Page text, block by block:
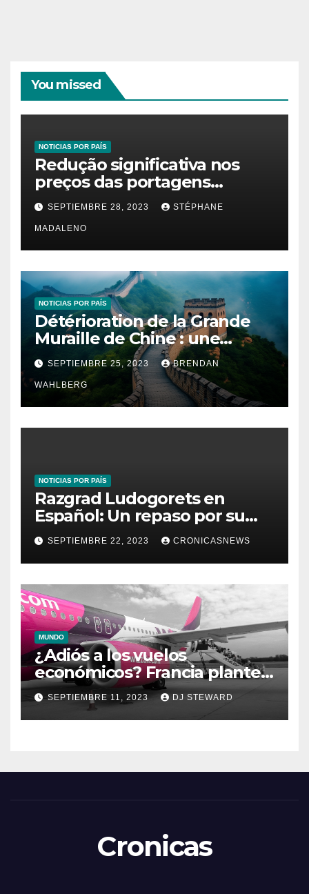
You missed
NOTICIAS POR PAÍS
Redução significativa nos
preços das portagens
impacta positivamente
famílias e empresas
SEPTIEMBRE 28, 2023 STÉPHANE
MADALENO
NOTICIAS POR PAÍS
Détérioration de la Grande
Muraille de Chine : une
enquête en cours
SEPTIEMBRE 25, 2023 BRENDAN
WAHLBERG
NOTICIAS POR PAÍS
Razgrad Ludogorets en
Español: Un repaso por su
temporada y fichajes
SEPTIEMBRE 22, 2023 CRONICASNEWS
MUNDO
¿Adiós a los vuelos
económicos? Francia plantea
una medida que podría
desequilibrar
SEPTIEMBRE 11, 2023 DJ STEWARD
Cronicas